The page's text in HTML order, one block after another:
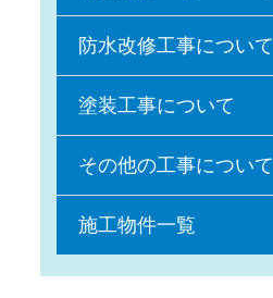
防水改修工事について
塗装工事について
その他の工事について
施工物件一覧